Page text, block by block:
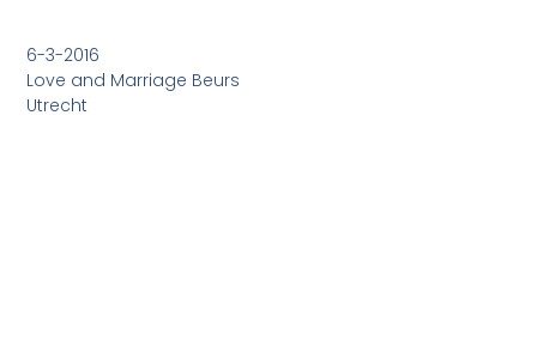
6-3-2016
Love and Marriage Beurs
Utrecht